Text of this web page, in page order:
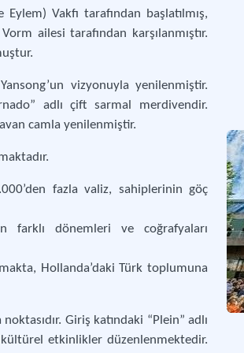
Vakfı tarafından başlatılmış,
ailesi tarafından karşılanmıştır.
vizyonuyla yenilenmiştir.
adlı çift sarmal merdivendir.
camla yenilenmiştir.
fazla valiz, sahiplerinin göç
farklı dönemleri ve coğrafyaları
Hollanda’daki Türk toplumuna
Giriş katındaki “Plein” adlı
etkinlikler düzenlenmektedir.